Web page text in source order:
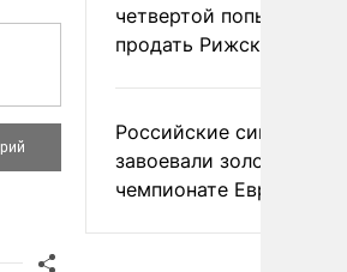
четвертой попытке
продать Рижский
Российские
завоевали золото на
чемпионате Европы